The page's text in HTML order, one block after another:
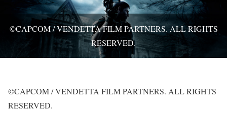
©CAPCOM / VENDETTA FILM PARTNERS. ALL RIGHTS
RESERVED.
©CAPCOM / VENDETTA FILM PARTNERS. ALL RIGHTS
RESERVED.